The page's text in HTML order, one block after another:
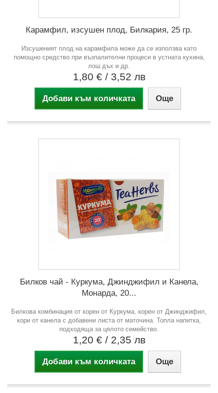
Карамфил, изсушен плод, Билкария, 25 гр.
Изсушеният плод на карамфила може да се използва като
помощно средство при възпалителни процеси в устната кухина,
лош дъх и др.
1,80 € / 3,52 лв
Добави към количката Още
Билков чай - Куркума, Джинджифил и Канела,
Монарда, 20...
Билкова комбинация от корен от Куркума, корен от Джинджифил,
кори от канела с добавени листа от маточина. Топла напитка,
подходяща за цялото семейство.
1,20 € / 2,35 лв
Добави към количката Още